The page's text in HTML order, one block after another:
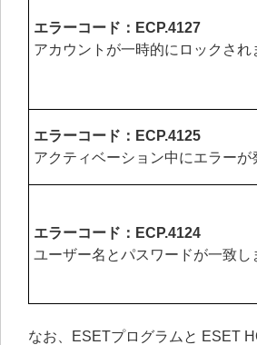
エラーコード：ECP.4127
アカウントが一時的にロックされ
エラーコード：ECP.4125
アクティベーション中にエラーが
エラーコード：ECP.4124
ユーザー名とパスワードが一致し
なお、ESETプログラムと ESET